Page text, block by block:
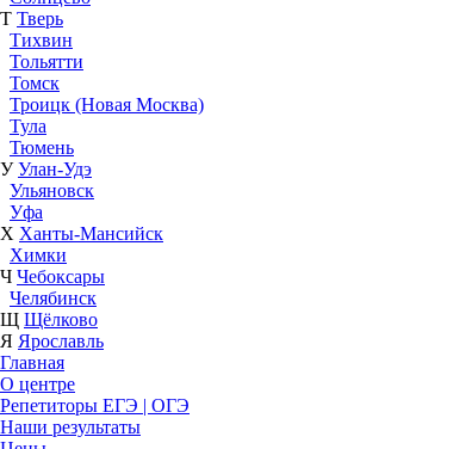
Т Тверь
Тихвин
Тольятти
Томск
Троицк (Новая Москва)
Тула
Тюмень
У Улан-Удэ
Ульяновск
Уфа
Х Ханты-Мансийск
Химки
Ч Чебоксары
Челябинск
Щ Щёлково
Я Ярославль
Главная
О центре
Репетиторы ЕГЭ | ОГЭ
Наши результаты